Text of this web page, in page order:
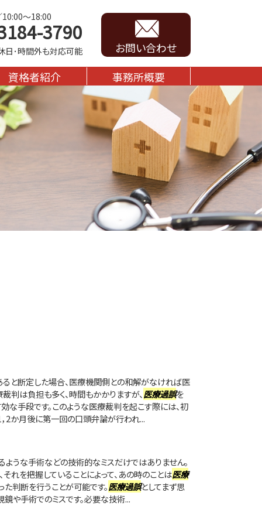
～18:00
3790
日･時間外も対応可能
お問い合わせ
資格者紹介
事務所概要
ると断定した場合、医療機関側との和解がなければ医
判は負担も多く、時間もかかりますが、医療過誤を
な手段です。このような医療裁判を起こす際には、初
2か月後に第一回の口頭弁論が行われ...
ような手術などの技術的なミスだけではありません。
れを把握していることによって、あの時のことは医療
判断を行うことが可能です。医療過誤としてまず思
や手術でのミスです。必要な技術...